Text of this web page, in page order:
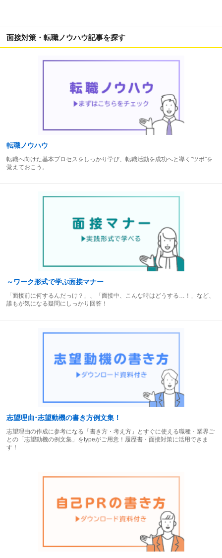
面接対策・転職ノウハウ記事を探す
転職ノウハウ
転職へ向けた基本プロセスをしっかり学び、転職活動を成功へと導く"ツボ"を
覚えておこう。
～ワーク形式で学ぶ面接マナー
「面接前に何するんだっけ？」、「面接中、こんな時はどうする…！」など、
誰もが気になる疑問にしっかり回答！
志望理由･志望動機の書き方例文集！
志望理由の作成に参考になる「書き方・考え方」とすぐに使える職種・業界ご
との「志望動機の例文集」をtypeがご用意！履歴書・面接対策に活用できま
す！